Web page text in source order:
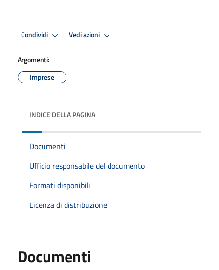
Condividi Vedi azioni
Argomenti:
Imprese
INDICE DELLA PAGINA
Documenti
Ufficio responsabile del documento
Formati disponibili
Licenza di distribuzione
Documenti